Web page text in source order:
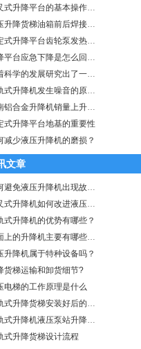
剪叉式升降平台的基本操作知识
液压升降货梯油箱前后焊接注意事项
固定式升降平台齿轮泵发热有哪些原因？
升降平台应急下降是怎么回事呢？
随着科学的发展研究出了一种叫登车桥的设备
导轨式升降机发生噪音的原因及解决方法
济南铝合金升降机销量上升情况汇报
式升降平台地基的重要性
减少液压升降机的磨损？
文章
如何避免液压升降机出现故障？
剪叉式升降机如何改进液压泵减少系统磨损
式升降机的优势有哪些？
市面上的升降机主要有哪些功能
升降机属于特种设备吗？
货梯运输和卸货细节?
电梯的工作原理是什么
导轨式升降货梯安装好后的调试注意要点
导轨式升降机液压泵站升降的原理是什么
式升降货梯设计流程